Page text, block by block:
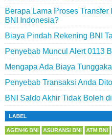
Berapa Lama Proses
BNI Indonesia?
Biaya Pindah Rekening BNI
Penyebab Muncul Alert 0113
Mengapa Ada Biaya
Penyebab Transaksi Anda
BNI Saldo Akhir Tidak Boleh
LABEL
AGEN46 BNI ASURANSI BNI ATM BNI